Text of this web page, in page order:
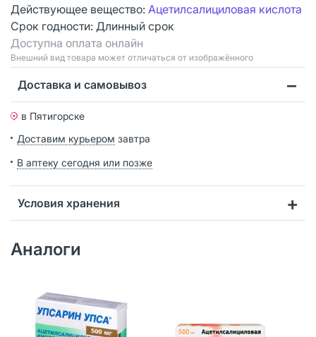
Действующее вещество: Ацетилсалициловая кислота
Срок годности: Длинный срок
Доступна оплата онлайн
Bнешний вид товара может отличаться от изображённого
Доставка и самовывоз
в Пятигорске
Доставим курьером завтра
В аптеку сегодня или позже
Условия хранения
Аналоги